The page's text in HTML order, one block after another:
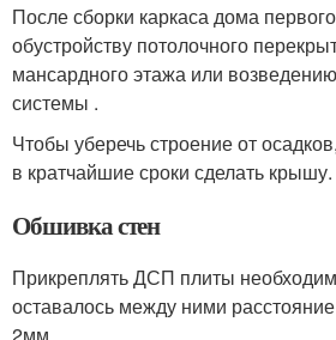
После сборки каркаса дома
обустройству потолочного
мансардного этажа или
системы .
Чтобы уберечь строение от
в кратчайшие сроки сделать крышу.
Обшивка стен
Прикреплять ДСП плиты
оставалось между ними